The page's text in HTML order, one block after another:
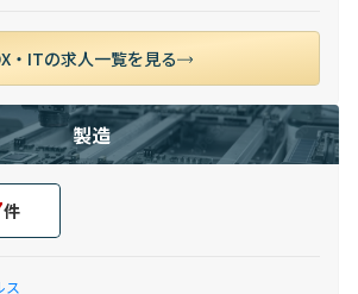
・ITの求人一覧を見る
製造
件
ス